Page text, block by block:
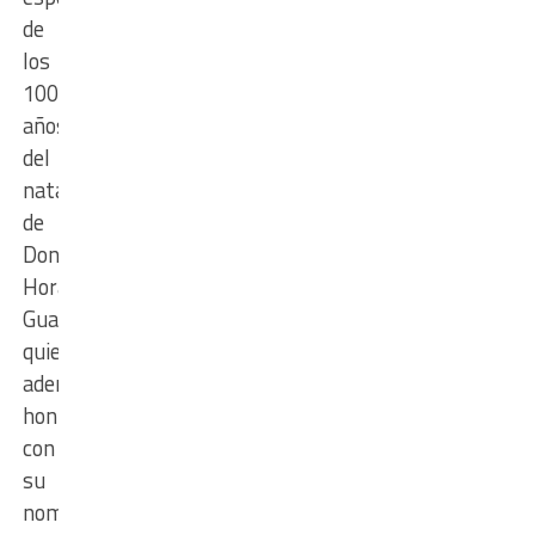
de
los
100
años
del
natalicio
de
Don
Horacio
Guarany
quien
además
honra
con
su
nombre